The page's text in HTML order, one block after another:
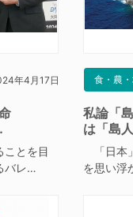
年4月17日
とを目
バレ…
食・農
私論「
は「島
「日本
を思い浮